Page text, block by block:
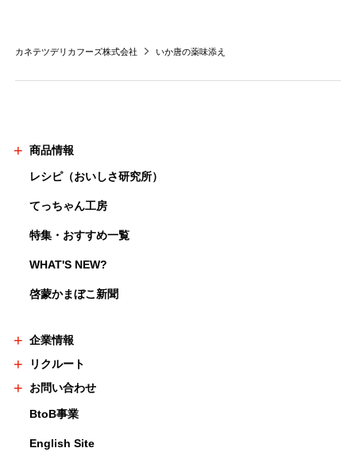
カネテツデリカフーズ株式会社 いか唐の薬味添え
商品情報
レシピ（おいしさ研究所）
てっちゃん工房
特集・おすすめ一覧
WHAT'S NEW?
啓蒙かまぼこ新聞
企業情報
リクルート
お問い合わせ
BtoB事業
English Site